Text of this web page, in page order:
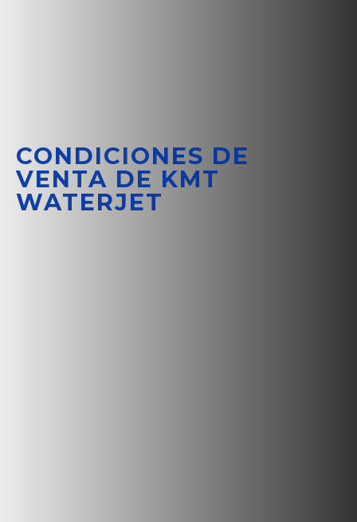
CONDICIONES DE
VENTA DE KMT
WATERJET